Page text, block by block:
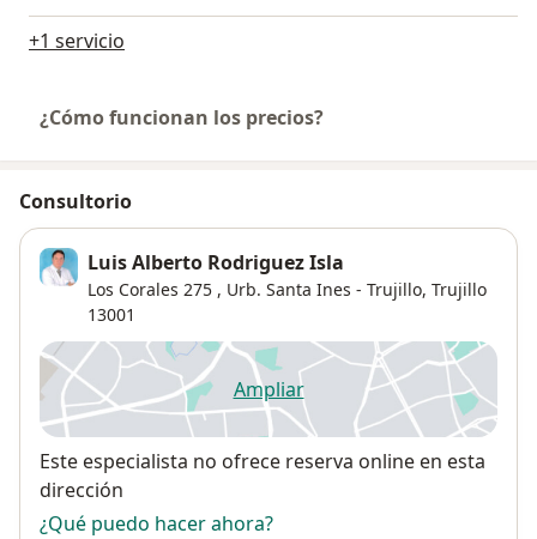
+1 servicio
¿Cómo funcionan los precios?
Consultorio
Luis Alberto Rodriguez Isla
Los Corales 275 , Urb. Santa Ines - Trujillo, Trujillo
13001
Ampliarse abre en una nueva
Disponibilidad
Este especialista no ofrece reserva online en esta
dirección
¿Qué puedo hacer ahora?